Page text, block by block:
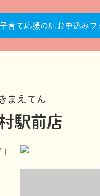
子育て応援の店お申込みフ
まえてん
駅前店